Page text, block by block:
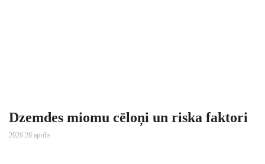
Dzemdes miomu cēloņi un riska faktori
2026 28 aprīlis